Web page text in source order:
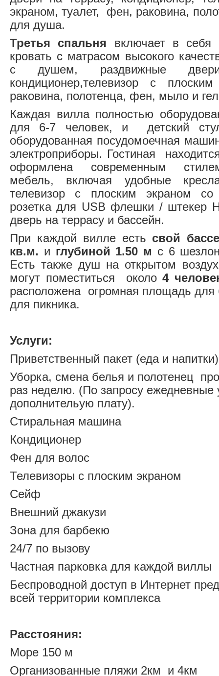
экраном, туалет, фен, раковина,
для душа.
Третья спальня включает в себя
кровать с матрасом высокого
с душем, раздвижные
кондиционер,телевизор с
раковина, полотенца, фен, мыло и
Каждая вилла полностью
для 6-7 человек, и детский
оборудованная посудомоечная
электроприборы. Гостиная
оформлена современным
мебель, включая удобные
телевизор с плоским экраном
розетка для USB флешки / штекер
дверь на террасу и бассейн.
При каждой вилле есть свой
кв.м. и глубиной 1.50 м с 6
Есть также душ на открытом
могут поместиться около4
расположена огромная площадь для
для пикника.
Услуги:
Приветственный пакет (еда и напитки)
Уборка, смена белья и полотенец
раз неделю. (По запросу ежедневные
дополнительую плату).
Стиральная машина
Кондиционер
Фен для волос
Телевизоры с плоским экраном
Сейф
Внешний джакузи
Зона для барбекю
24/7 по вызову
Частная парковка для каждой виллы
Беспроводной доступ в Интернет
всей территории комплекса
Расстояния:
Море 150 м
Организованные пляжи 2км и 4км